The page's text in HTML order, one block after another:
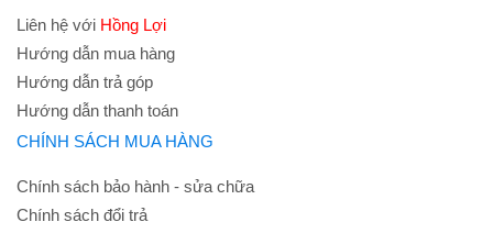
Liên hệ với Hồng Lợi
Hướng dẫn mua hàng
Hướng dẫn trả góp
Hướng dẫn thanh toán
CHÍNH SÁCH MUA HÀNG
Chính sách bảo hành - sửa chữa
Chính sách đổi trả